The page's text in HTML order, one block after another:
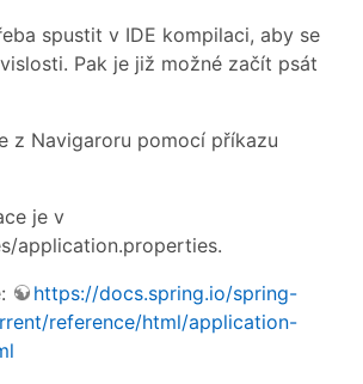
spustit v IDE kompilaci, aby se
Pak je již možné začít psát
z Navigaroru pomocí příkazu
je v
application.properties.
https://docs.spring.io/spring-
reference/html/application-